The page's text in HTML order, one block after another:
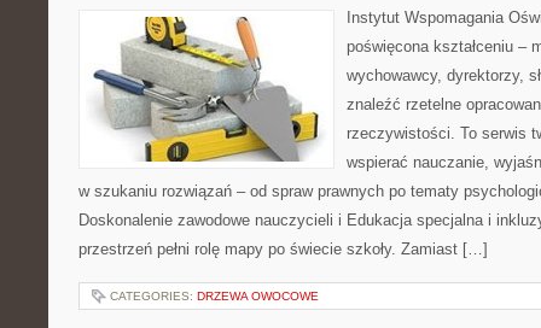
Instytut Wspomagania
poświęcona kształceniu –
wychowawcy, dyrektorzy,
znaleźć rzetelne
rzeczywistości. To serwis
wspierać nauczanie,
w szukaniu rozwiązań – od spraw prawnych po tematy
Doskonalenie zawodowe nauczycieli i Edukacja specjalna i
przestrzeń pełni rolę mapy po świecie szkoły. Zamiast […]
CATEGORIES: DRZEWA OWOCOWE